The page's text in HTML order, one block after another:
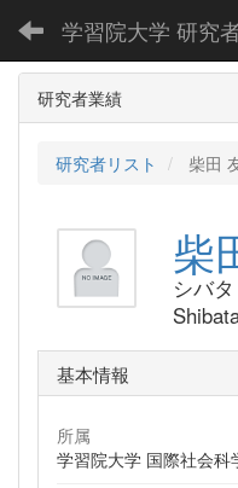
学習院大学 研究
研究者業績
研究者リスト 柴田
柴
シバ
基本情報
所属
学習院大学 国際社会科